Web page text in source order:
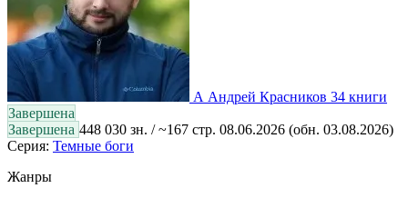
А Андрей Красников 34 книги
Завершена
Завершена 448 030 зн. / ~167 стр. 08.06.2026 (обн. 03.08.2026)
Серия: Темные боги
Жанры